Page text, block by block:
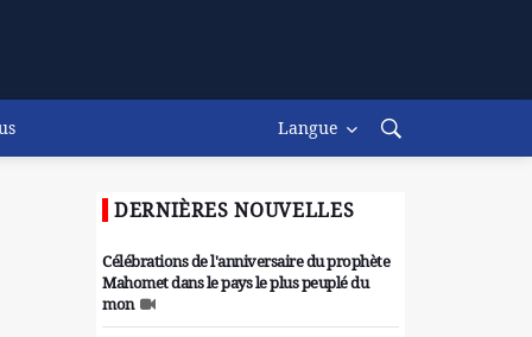
Langue
DERNIÈRES NOUVELLES
Célébrations de l'anniversaire du prophète
Mahomet dans le pays le plus peuplé du
mon